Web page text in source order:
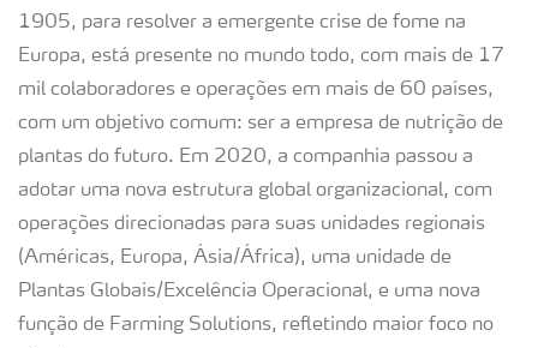
1905, para resolver a emergente crise de fome na
Europa, está presente no mundo todo, com mais de 17
mil colaboradores e operações em mais de 60 países,
com um objetivo comum: ser a empresa de nutrição de
plantas do futuro. Em 2020, a companhia passou a
adotar uma nova estrutura global organizacional, com
operações direcionadas para suas unidades regionais
(Américas, Europa, Ásia/África), uma unidade de
Plantas Globais/Excelência Operacional, e uma nova
função de Farming Solutions, refletindo maior foco no